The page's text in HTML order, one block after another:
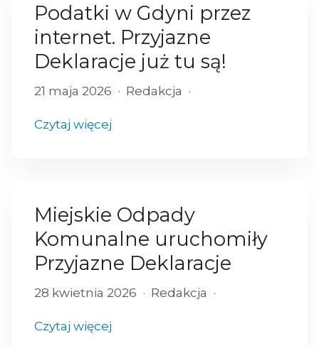
Podatki w Gdyni przez
internet. Przyjazne
Deklaracje już tu są!
21 maja 2026 Redakcja
Czytaj więcej
Miejskie Odpady
Komunalne uruchomiły
Przyjazne Deklaracje
28 kwietnia 2026 Redakcja
Czytaj więcej